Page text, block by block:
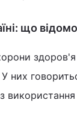
що відомо
У них
використання